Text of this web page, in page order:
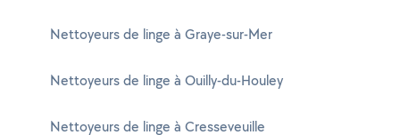
Nettoyeurs de linge à Graye-sur-Mer
Nettoyeurs de linge à Ouilly-du-Houley
Nettoyeurs de linge à Cresseveuille